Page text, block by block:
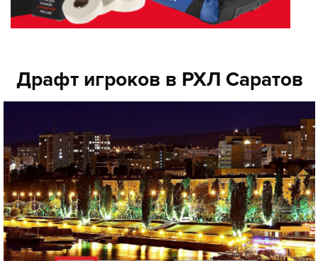
Драфт игроков в РХЛ Саратов